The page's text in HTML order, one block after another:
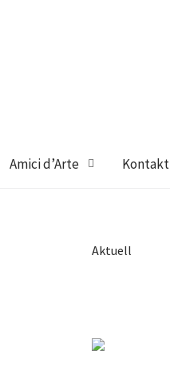
Amici d’Arte Kontakt
Aktuell